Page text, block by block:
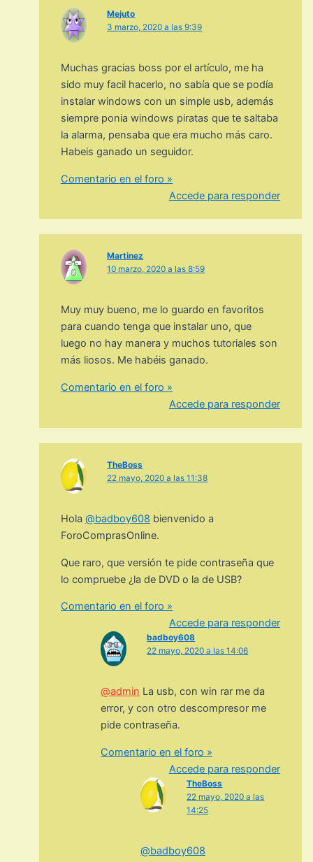
Mejuto
3 marzo, 2020 a las 9:39
Muchas gracias boss por el artículo, me ha
sido muy facil hacerlo, no sabía que se podía
instalar windows con un simple usb, además
siempre ponia windows piratas que te saltaba
la alarma, pensaba que era mucho más caro.
Habeis ganado un seguidor.
Comentario en el foro »
Accede para responder
Martinez
10 marzo, 2020 a las 8:59
Muy muy bueno, me lo guardo en favoritos
para cuando tenga que instalar uno, que
luego no hay manera y muchos tutoriales son
más liosos. Me habéis ganado.
Comentario en el foro »
Accede para responder
TheBoss
22 mayo, 2020 a las 11:38
Hola@badboy608 bienvenido a
ForoComprasOnline.
Que raro, que versión te pide contraseña que
lo compruebe ¿la de DVD o la de USB?
Comentario en el foro »
Accede para responder
badboy608
22 mayo, 2020 a las 14:06
@admin La usb, con win rar me da
error, y con otro descompresor me
pide contraseña.
Comentario en el foro »
Accede para responder
TheBoss
22 mayo, 2020 a las
14:25
@badboy608